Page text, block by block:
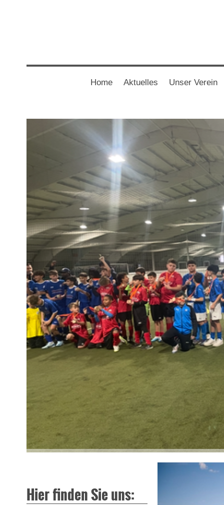
Home Aktuelles Unser Verein
Hier finden Sie uns: